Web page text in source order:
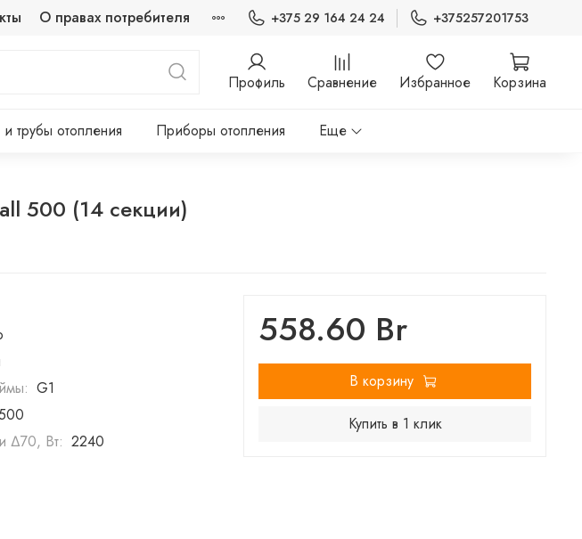
О правах потребителя +375 29 164 24 24 +375257201753
Профиль Сравнение Избранное Корзина
трубы отопления Приборы отопления Еще
500 (14 секции)
G1
∆70, Вт: 2240
558.60 Br
В корзину
Купить в 1 клик